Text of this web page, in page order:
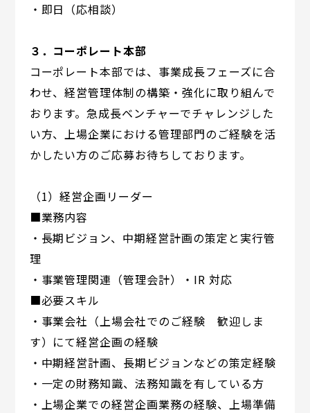
・即日（応相談）
３．コーポレート本部
コーポレート本部では、事業成長フェーズに合
わせ、経営管理体制の構築・強化に取り組んで
おります。急成長ベンチャーでチャレンジした
い方、上場企業における管理部門のご経験を活
かしたい方のご応募お待ちしております。
（1）経営企画リーダー
■業務内容
・長期ビジョン、中期経営計画の策定と実行管
理
・事業管理関連（管理会計）・IR 対応
■必要スキル
・事業会社（上場会社でのご経験 歓迎しま
す）にて経営企画の経験
・中期経営計画、長期ビジョンなどの策定経験
・一定の財務知識、法務知識を有している方
・上場企業での経営企画業務の経験、上場準備